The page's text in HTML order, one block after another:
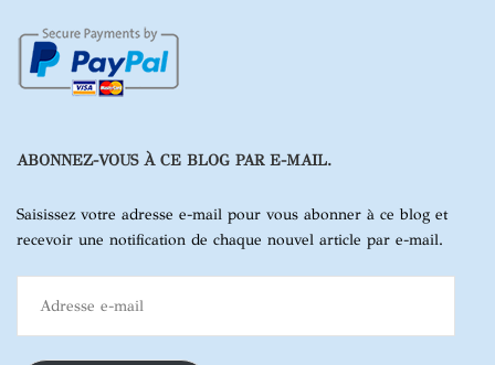
ABONNEZ-VOUS À CE BLOG PAR E-MAIL.
Saisissez votre adresse e-mail pour vous abonner à ce blog et
recevoir une notification de chaque nouvel article par e-mail.
mail